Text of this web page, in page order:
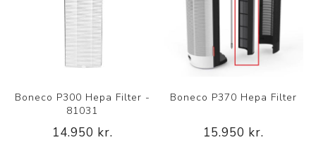
Boneco P300 Hepa Filter -
81031
14.950 kr.
Boneco P370 Hepa Filter
15.950 kr.